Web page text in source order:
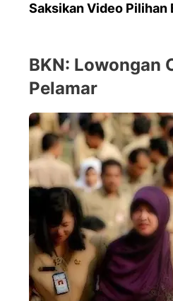
Saksikan Video Pilihan
BKN: Lowongan
Pelamar